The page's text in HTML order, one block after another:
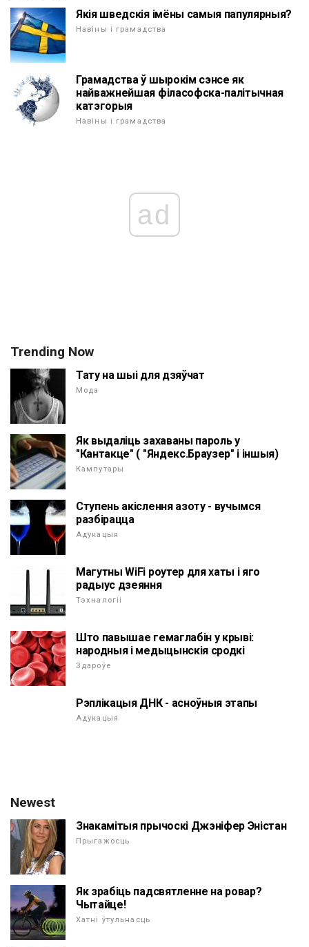
Якія шведскія імёны самыя папулярныя?
Навіны і грамадства
Грамадства ў шырокім сэнсе як
найважнейшая філасофска-палітычная
катэгорыя
Навіны і грамадства
ad
Trending Now
Тату на шыі для дзяўчат
Мода
Як выдаліць захаваны пароль у
"Кантакце" ( "Яндекс.Браузер" і іншыя)
Кампутары
Ступень акіслення азоту - вучымся
разбірацца
Адукацыя
Магутны WiFi роутер для хаты і яго
радыус дзеяння
Тэхналогіі
Што павышае гемаглабін у крыві:
народныя і медыцынскія сродкі
Здароўе
Рэплікацыя ДНК - асноўныя этапы
Адукацыя
Newest
Знакамітыя прычоскі Джэніфер Эністан
Прыгажосць
Як зрабіць падсвятленне на ровар?
Чытайце!
Хатні ўтульнасць